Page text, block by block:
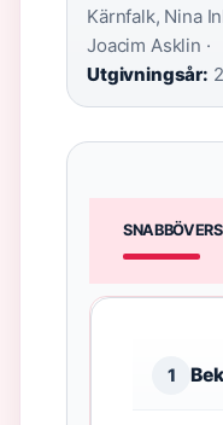
Kärnfalk, Nina
Joacim Asklin ·
Utgivningsår:
1